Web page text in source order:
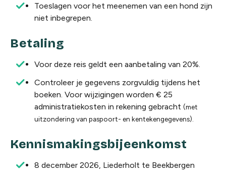
Toeslagen voor het meenemen van een hond zijn
niet inbegrepen.
Betaling
Voor deze reis geldt een aanbetaling van 20%.
Controleer je gegevens zorgvuldig tijdens het
boeken. Voor wijzigingen worden € 25
administratiekosten in rekening gebracht (met
uitzondering van paspoort- en kentekengegevens).
Kennismakingsbijeenkomst
8 december 2026, Liederholt te Beekbergen